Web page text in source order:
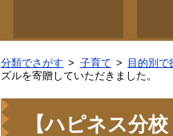
分類でさがす 子育て 目的別で
ズルを寄贈していただきました。
【ハピネス分